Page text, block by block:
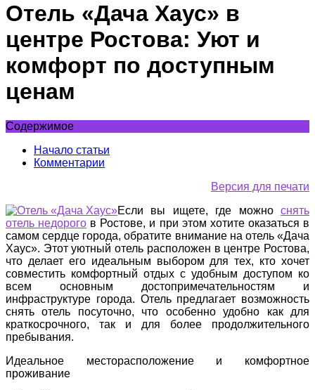
Отель «Дача Хаус» в
центре Ростова: Уют и
комфорт по доступным
ценам
Содержимое
Начало статьи
Комментарии
Версия для печати
Если вы ищете, где можно снять
отель недорого в Ростове, и при этом хотите оказаться в
самом сердце города, обратите внимание на отель «Дача
Хаус». Этот уютный отель расположен в центре Ростова,
что делает его идеальным выбором для тех, кто хочет
совместить комфортный отдых с удобным доступом ко
всем основным достопримечательностям и
инфраструктуре города. Отель предлагает возможность
снять отель посуточно, что особенно удобно как для
краткосрочного, так и для более продолжительного
пребывания.
Идеальное месторасположение и комфортное
проживание